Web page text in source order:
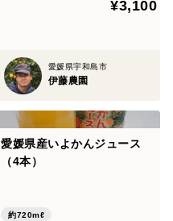
¥3,100
愛媛県宇和島市
伊藤農園
愛媛県産いよかんジュース
（4本）
約720mℓ